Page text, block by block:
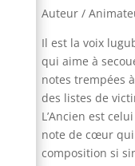
Auteur /
Il est la voix
qui aime à
notes trempées
des listes de
L’Ancien est
note de cœur
composition si